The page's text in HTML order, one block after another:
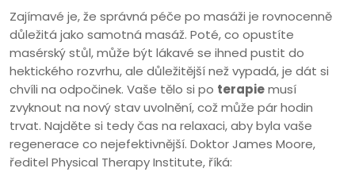
Zajímavé je, že správná péče po masáži je rovnocenně
důležitá jako samotná masáž. Poté, co opustíte
masérský stůl, může být lákavé se ihned pustit do
hektického rozvrhu, ale důležitější než vypadá, je dát si
chvíli na odpočinek. Vaše tělo si po terapiemusí
zvyknout na nový stav uvolnění, což může pár hodin
trvat. Najděte si tedy čas na relaxaci, aby byla vaše
regenerace co nejefektivnější. Doktor James Moore,
ředitel Physical Therapy Institute, říká: